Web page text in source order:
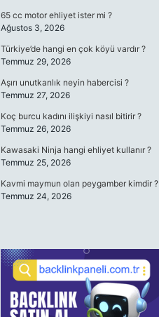
65 cc motor ehliyet ister mi ?
Ağustos 3, 2026
Türkiye’de hangi en çok köyü vardır ?
Temmuz 29, 2026
Aşırı unutkanlık neyin habercisi ?
Temmuz 27, 2026
Koç burcu kadını ilişkiyi nasıl bitirir ?
Temmuz 26, 2026
Kawasaki Ninja hangi ehliyet kullanır ?
Temmuz 25, 2026
Kavmi maymun olan peygamber kimdir ?
Temmuz 24, 2026